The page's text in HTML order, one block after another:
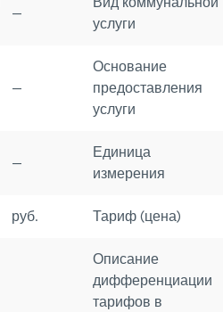
—
услуги
—
Основание
предоставления
услуги
—
Единица
измерения
руб. Тариф (цена)
Описание
дифференциации
тарифов в